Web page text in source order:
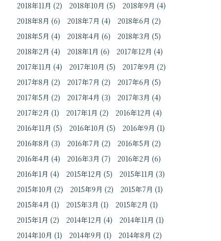
2018年11月 (2) 2018年10月 (5) 2018年9月 (4)
2018年8月 (6) 2018年7月 (4) 2018年6月 (2)
2018年5月 (4) 2018年4月 (6) 2018年3月 (5)
2018年2月 (4) 2018年1月 (6) 2017年12月 (4)
2017年11月 (4) 2017年10月 (5) 2017年9月 (2)
2017年8月 (2) 2017年7月 (2) 2017年6月 (5)
2017年5月 (2) 2017年4月 (3) 2017年3月 (4)
2017年2月 (1) 2017年1月 (2) 2016年12月 (4)
2016年11月 (5) 2016年10月 (5) 2016年9月 (1)
2016年8月 (3) 2016年7月 (2) 2016年5月 (2)
2016年4月 (4) 2016年3月 (7) 2016年2月 (6)
2016年1月 (4) 2015年12月 (5) 2015年11月 (3)
2015年10月 (2) 2015年9月 (2) 2015年7月 (1)
2015年4月 (1) 2015年3月 (1) 2015年2月 (1)
2015年1月 (2) 2014年12月 (4) 2014年11月 (1)
2014年10月 (1) 2014年9月 (1) 2014年8月 (2)